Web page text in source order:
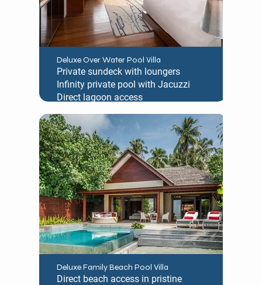
Deluxe Over Water Pool Villa
Private sundeck with loungers
Infinity private pool with Jacuzzi
Direct lagoon access
Deluxe Family Beach Pool Villa
Direct beach access in pristine